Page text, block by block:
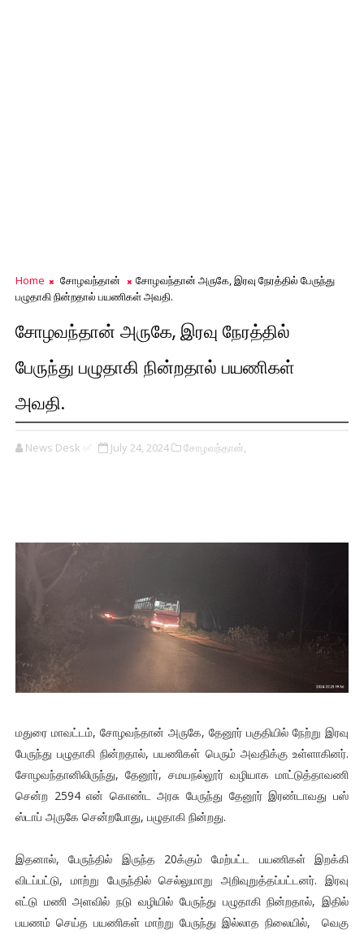
Home சோழவந்தான்
சோழவந்தான் அருகே, இரவு நேரத்தில் பேருந்து
பழுதாகி நின்றதால் பயணிகள் அவதி.
சோழவந்தான் அருகே, இரவு நேரத்தில்
பேருந்து பழுதாகி நின்றதால் பயணிகள்
அவதி.
News Desk ✅ July 24, 2024 சோழவந்தான்,
மதுரை மாவட்டம், சோழவந்தான் அருகே, தேனூர் பகுதியில் நேற்று இரவு
பேருந்து பழுதாகி நின்றதால், பயணிகள் பெரும் அவதிக்கு உள்ளாகினர்.
சோழவந்தானிலிருந்து, தேனூர், சமயநல்லூர் வழியாக மாட்டுத்தாவணி
சென்ற 2594 என் கொண்ட அரசு பேருந்து தேனூர் இரண்டாவது பஸ்
ஸ்டாப் அருகே சென்றபோது, பழுதாகி நின்றது.
இதனால், பேருந்தில் இருந்த 20க்கும் மேற்பட்ட பயணிகள் இறக்கி
விடப்பட்டு, மாற்று பேருந்தில் செல்லுமாறு அறிவுறுத்தப்பட்டனர். இரவு
எட்டு மணி அளவில் நடு வழியில் பேருந்து பழுதாகி நின்றதால், இதில்
பயணம் செய்த பயணிகள் மாற்று பேருந்து இல்லாத நிலையில், வெகு